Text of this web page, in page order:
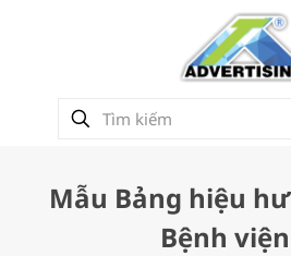
Mẫu Bảng hiệu
Bệnh